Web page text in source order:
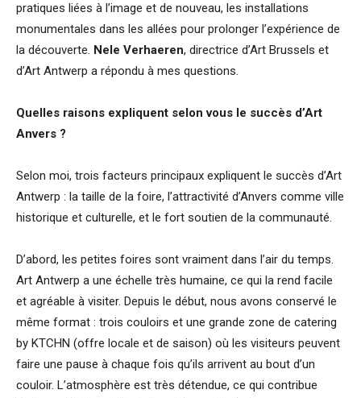
pratiques liées à l’image et de nouveau, les installations
monumentales dans les allées pour prolonger l’expérience de
la découverte. Nele Verhaeren, directrice d’Art Brussels et
d’Art Antwerp a répondu à mes questions.
Quelles raisons expliquent selon vous le succès d’Art
Anvers ?
Selon moi, trois facteurs principaux expliquent le succès d’Art
Antwerp : la taille de la foire, l’attractivité d’Anvers comme ville
historique et culturelle, et le fort soutien de la communauté.
D’abord, les petites foires sont vraiment dans l’air du temps.
Art Antwerp a une échelle très humaine, ce qui la rend facile
et agréable à visiter. Depuis le début, nous avons conservé le
même format : trois couloirs et une grande zone de catering
by KTCHN (offre locale et de saison) où les visiteurs peuvent
faire une pause à chaque fois qu’ils arrivent au bout d’un
couloir. L’atmosphère est très détendue, ce qui contribue